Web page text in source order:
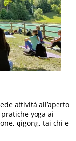
attività all’aperto
yoga ai
qigong, tai chi e